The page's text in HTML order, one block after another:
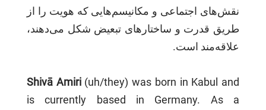
نقش‌های اجتماعی و مکانیسم‌هایی که هویت را از
طریق قدرت و ساختارهای تبعیض شکل می‌دهند،
علاقه‌مند است.
Shivā Amiri(uh/they) was born in Kabul and
is currently based in Germany. As a